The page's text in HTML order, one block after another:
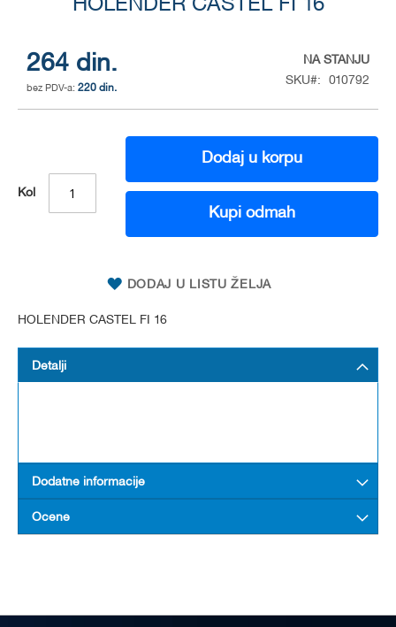
HOLENDER CASTEL FI 16
264 din.
220 din.
NA STANJU
SKU
010792
Kol
Dodaj u korpu
Kupi odmah
DODAJ U LISTU ŽELJA
HOLENDER CASTEL FI 16
of
the
images
gallery
Detalji
Dodatne informacije
Ocene